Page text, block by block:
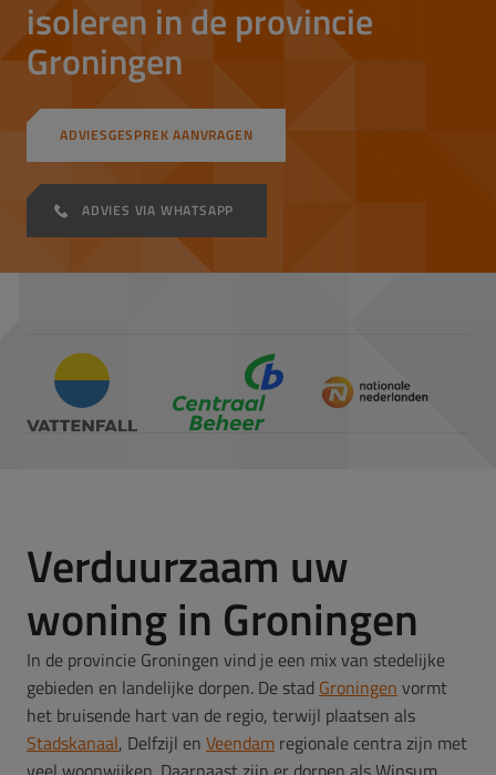
isoleren in de provincie
Groningen
ADVIESGESPREK AANVRAGEN
ADVIES VIA WHATSAPP
Verduurzaam uw
woning in Groningen
In de provincie Groningen vind je een mix van stedelijke
gebieden en landelijke dorpen. De stad Groningen vormt
het bruisende hart van de regio, terwijl plaatsen als
Stadskanaal, Delfzijl en Veendam regionale centra zijn met